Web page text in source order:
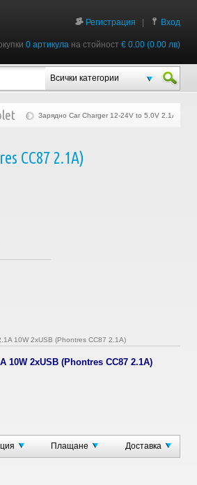
Регистрация Вход
0 артикула на стойност € 0.00 (0.00 лв)
Всички категории
Зарядно Car Charger 12-24V to 5.0V 2.1A 10W
CC87 2.1A)
10W 2xUSB (Phontres CC87 2.1A)
10W 2xUSB (Phontres CC87 2.1A)
Плащане Доставка